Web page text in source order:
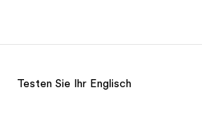
Testen Sie Ihr Englisch